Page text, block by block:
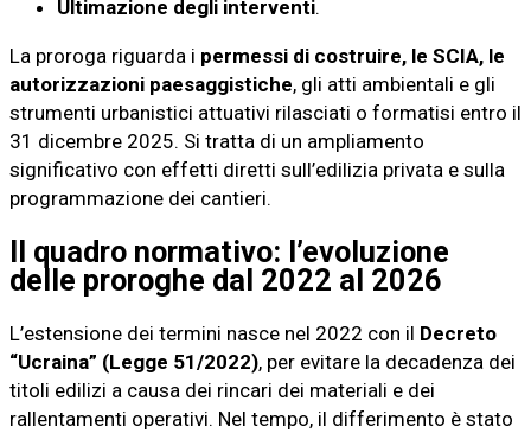
Ultimazione degli interventi.
La proroga riguarda i permessi di costruire, le SCIA, le
autorizzazioni paesaggistiche, gli atti ambientali e gli
strumenti urbanistici attuativi rilasciati o formatisi entro il
31 dicembre 2025. Si tratta di un ampliamento
significativo con effetti diretti sull’edilizia privata e sulla
programmazione dei cantieri.
Il quadro normativo: l’evoluzione
delle proroghe dal 2022 al 2026
L’estensione dei termini nasce nel 2022 con il Decreto
“Ucraina” (Legge 51/2022), per evitare la decadenza dei
titoli edilizi a causa dei rincari dei materiali e dei
rallentamenti operativi. Nel tempo, il differimento è stato